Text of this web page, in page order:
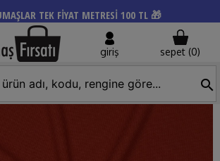
TEK FİYAT METRESİ 100 TL 🎁
giriş sepet (0)
search